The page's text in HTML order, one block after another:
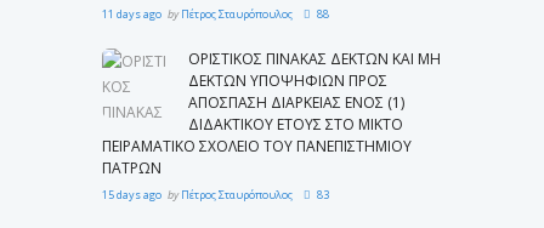
11 days ago byΠέτρος Σταυρόπουλος 88
ΟΡΙΣΤΙΚΟΣ ΠΙΝΑΚΑΣ ΔΕΚΤΩΝ ΚΑΙ ΜΗ
ΔΕΚΤΩΝ ΥΠΟΨΗΦΙΩΝ ΠΡΟΣ
ΑΠΟΣΠΑΣΗ ΔΙΑΡΚΕΙΑΣ ΕΝΟΣ (1)
ΔΙΔΑΚΤΙΚΟΥ ΕΤΟΥΣ ΣΤΟ ΜΙΚΤΟ
ΠΕΙΡΑΜΑΤΙΚΟ ΣΧΟΛΕΙΟ ΤΟΥ ΠΑΝΕΠΙΣΤΗΜΙΟΥ
ΠΑΤΡΩΝ
15 days ago byΠέτρος Σταυρόπουλος 83